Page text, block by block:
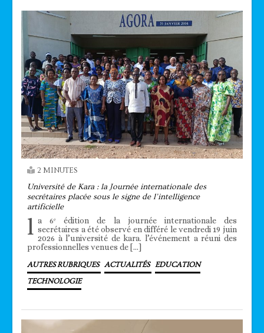
2 MINUTES
Université de Kara : la Journée internationale des
secrétaires placée sous le signe de l’intelligence
artificielle
l a 6ᵉ édition de la journée internationale des
secrétaires a été observé en différé le vendredi 19 juin
2026 à l’université de kara. l’événement a réuni des
professionnelles venues de […]
AUTRES RUBRIQUES ACTUALITÉS EDUCATION
TECHNOLOGIE